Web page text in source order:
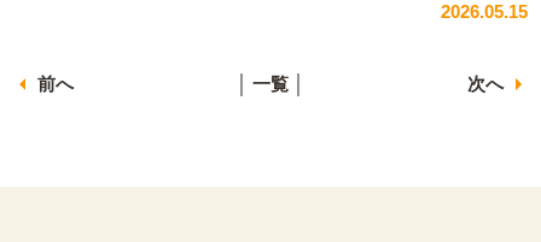
2026.05.15
前へ 次へ
│ 一覧 │